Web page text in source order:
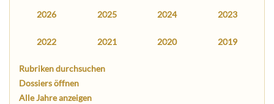
2026 2025 2024 2023
2022 2021 2020 2019
Rubriken durchsuchen
Dossiers öffnen
Alle Jahre anzeigen